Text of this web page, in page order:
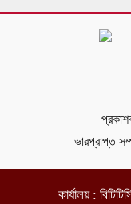
ভারপ্রাপ্ত
কার্যালয় :